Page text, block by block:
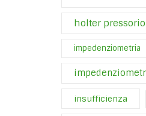
holter pressorio
impedenziometria
insufficienza